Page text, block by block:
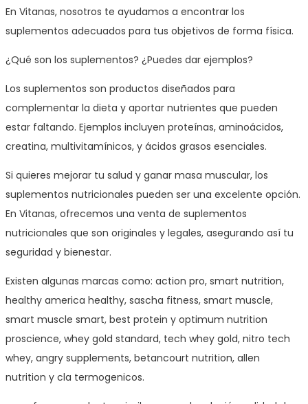
En Vitanas, nosotros te ayudamos a encontrar los
suplementos adecuados para tus objetivos de forma física.
¿Qué son los suplementos? ¿Puedes dar ejemplos?
Los suplementos son productos diseñados para
complementar la dieta y aportar nutrientes que pueden
estar faltando. Ejemplos incluyen proteínas, aminoácidos,
creatina, multivitamínicos, y ácidos grasos esenciales.
Si quieres mejorar tu salud y ganar masa muscular, los
suplementos nutricionales pueden ser una excelente opción.
En Vitanas, ofrecemos una venta de suplementos
nutricionales que son originales y legales, asegurando así tu
seguridad y bienestar.
Existen algunas marcas como: action pro, smart nutrition,
healthy america healthy, sascha fitness, smart muscle,
smart muscle smart, best protein y optimum nutrition
proscience, whey gold standard, tech whey gold, nitro tech
whey, angry supplements, betancourt nutrition, allen
nutrition y cla termogenicos.